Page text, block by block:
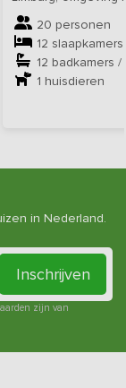
20 personen
12 slaapkamers
12 badkamers
1 huisdieren
in Nederland.
Inschrijven
zijn van